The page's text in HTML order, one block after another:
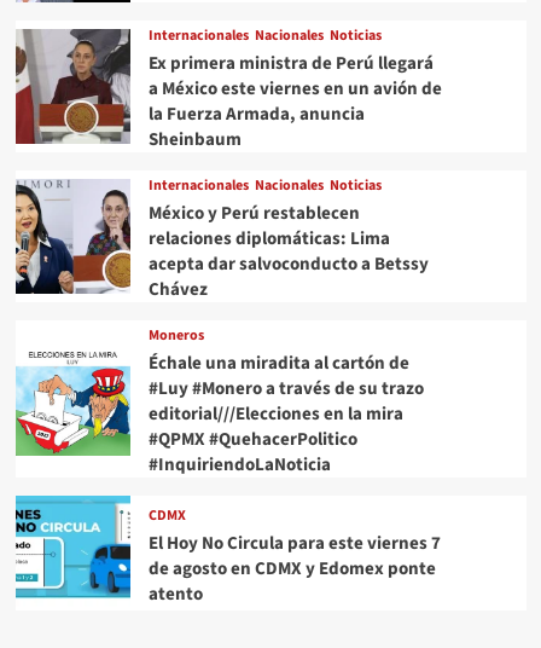
Internacionales Nacionales Noticias
Ex primera ministra de Perú llegará
a México este viernes en un avión de
la Fuerza Armada, anuncia
Sheinbaum
Internacionales Nacionales Noticias
México y Perú restablecen
relaciones diplomáticas: Lima
acepta dar salvoconducto a Betssy
Chávez
Moneros
Échale una miradita al cartón de
#Luy #Monero a través de su trazo
editorial///Elecciones en la mira
#QPMX #QuehacerPolitico
#InquiriendoLaNoticia
CDMX
El Hoy No Circula para este viernes 7
de agosto en CDMX y Edomex ponte
atento